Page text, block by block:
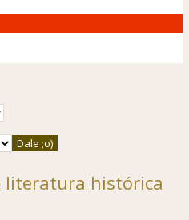
literatura histórica